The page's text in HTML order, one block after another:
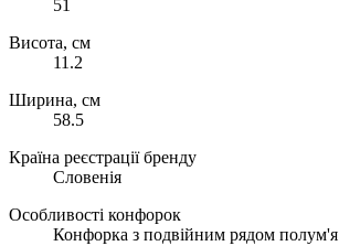
51
Висота, см
11.2
Ширина, см
58.5
Країна реєстрації бренду
Словенія
Особливості конфорок
Конфорка з подвійним рядом полум'я